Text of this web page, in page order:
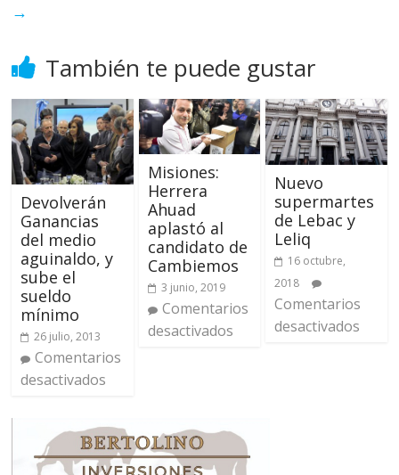
→
También te puede gustar
Devolverán
Ganancias
del medio
aguinaldo, y
sube el
sueldo
mínimo
26 julio, 2013
Comentarios
desactivados
Misiones:
Herrera
Ahuad
aplastó al
candidato de
Cambiemos
3 junio, 2019
Comentarios
desactivados
Nuevo
supermartes
de Lebac y
Leliq
16 octubre,
2018
Comentarios
desactivados